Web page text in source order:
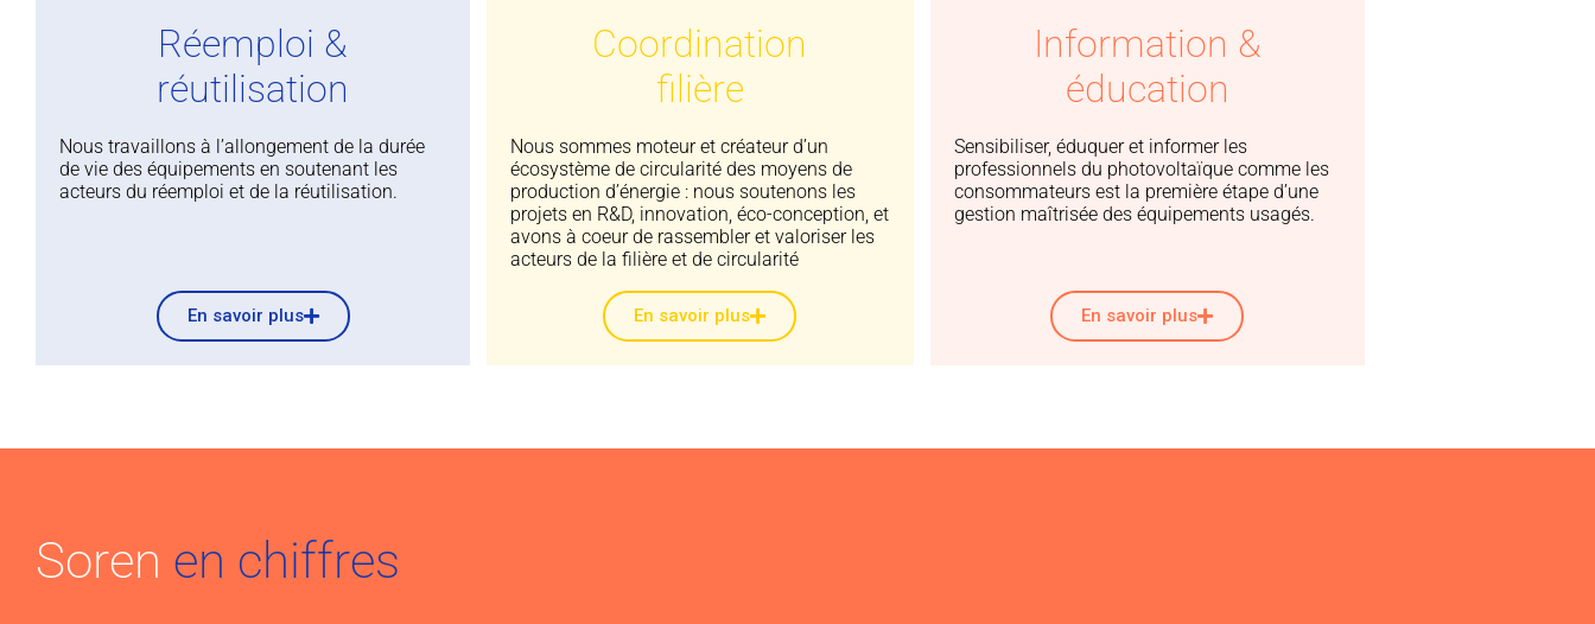
Réemploi &
réutilisation
Nous travaillons à l’allongement de la durée
de vie des équipements en soutenant les
acteurs du réemploi et de la réutilisation.
En savoir plus
Coordination
filière
Nous sommes moteur et créateur d’un
écosystème de circularité des moyens de
production d’énergie : nous soutenons les
projets en R&D, innovation, éco-conception, et
avons à coeur de rassembler et valoriser les
acteurs de la filière et de circularité
En savoir plus
Information &
éducation
Sensibiliser, éduquer et informer les
professionnels du photovoltaïque comme les
consommateurs est la première étape d’une
gestion maîtrisée des équipements usagés.
En savoir plus
Soren en chiffres